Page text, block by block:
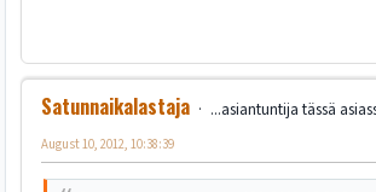
Satunnaikalastaja
...asiantuntija tässä
August 10, 2012, 10:38:39